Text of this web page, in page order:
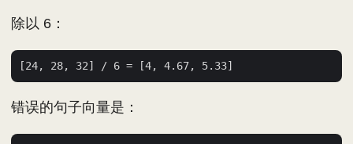
除以 6：
错误的句子向量是：